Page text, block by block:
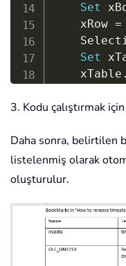
Set
    xRow
=
Set
    xTable
.
.
.
3. Kodu çalıştırmak için
Daha sonra, belirtilen
listelenmiş olarak
oluşturulur.